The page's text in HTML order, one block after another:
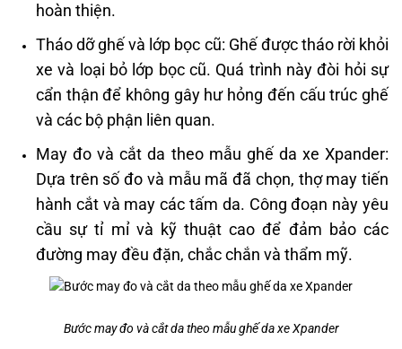
hoàn thiện. ​
Tháo dỡ ghế và lớp bọc cũ: Ghế được tháo rời khỏi
xe và loại bỏ lớp bọc cũ. Quá trình này đòi hỏi sự
cẩn thận để không gây hư hỏng đến cấu trúc ghế
và các bộ phận liên quan. ​
May đo và cắt da theo mẫu ghế da xe Xpander:
Dựa trên số đo và mẫu mã đã chọn, thợ may tiến
hành cắt và may các tấm da. Công đoạn này yêu
cầu sự tỉ mỉ và kỹ thuật cao để đảm bảo các
đường may đều đặn, chắc chắn và thẩm mỹ.
Bước may đo và cắt da theo mẫu ghế da xe Xpander